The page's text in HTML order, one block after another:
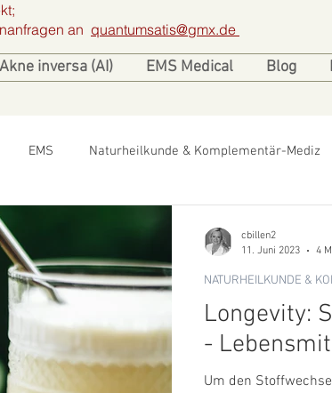
an quantumsatis@gmx.de
Akne inversa (AI) EMS Medical Blog
EMS Naturheilkunde & Komplementär-Mediz
Longevity:
Um den
NATURHEILKUNDE &
cbillen2
11. Juni 2023
4